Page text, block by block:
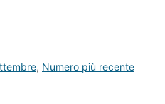
, Numero più recente